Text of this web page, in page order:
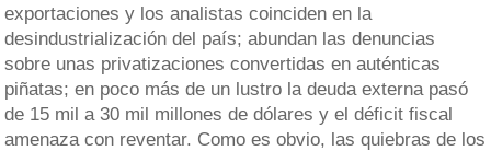
exportaciones y los analistas coinciden en la
desindustrialización del país; abundan las denuncias
sobre unas privatizaciones convertidas en auténticas
piñatas; en poco más de un lustro la deuda externa pasó
de 15 mil a 30 mil millones de dólares y el déficit fiscal
amenaza con reventar. Como es obvio, las quiebras de los